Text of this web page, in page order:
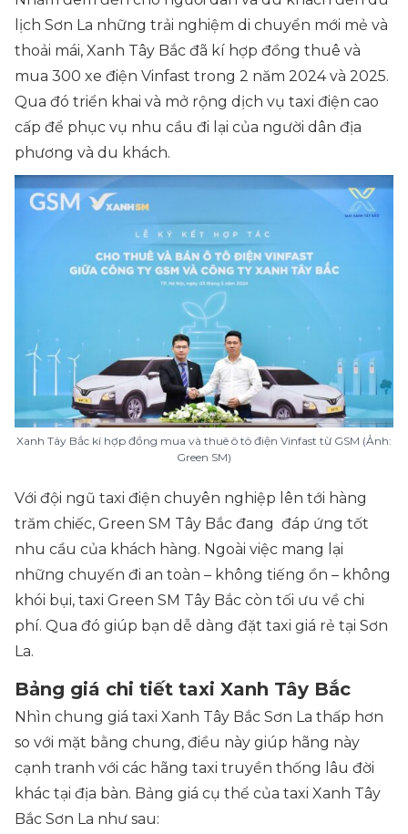
lịch Sơn La những trải nghiệm di chuyển mới mẻ và
thoải mái, Xanh Tây Bắc đã kí hợp đồng thuê và
mua 300 xe điện Vinfast trong 2 năm 2024 và 2025.
Qua đó triển khai và mở rộng dịch vụ taxi điện cao
cấp để phục vụ nhu cầu đi lại của người dân địa
phương và du khách.
Xanh Tây Bắc kí hợp đồng mua và thuê ô tô điện Vinfast từ GSM (Ảnh:
Green SM)
Với đội ngũ taxi điện chuyên nghiệp lên tới hàng
trăm chiếc, Green SM Tây Bắc đang đáp ứng tốt
nhu cầu của khách hàng. Ngoài việc mang lại
những chuyến đi an toàn – không tiếng ồn – không
khói bụi, taxi Green SM Tây Bắc còn tối ưu về chi
phí. Qua đó giúp bạn dễ dàng đặt taxi giá rẻ tại Sơn
La.
Bảng giá chi tiết taxi Xanh Tây Bắc
Nhìn chung giá taxi Xanh Tây Bắc Sơn La thấp hơn
so với mặt bằng chung, điều này giúp hãng này
cạnh tranh với các hãng taxi truyền thống lâu đời
khác tại địa bàn. Bảng giá cụ thể của taxi Xanh Tây
Bắc Sơn La như sau: